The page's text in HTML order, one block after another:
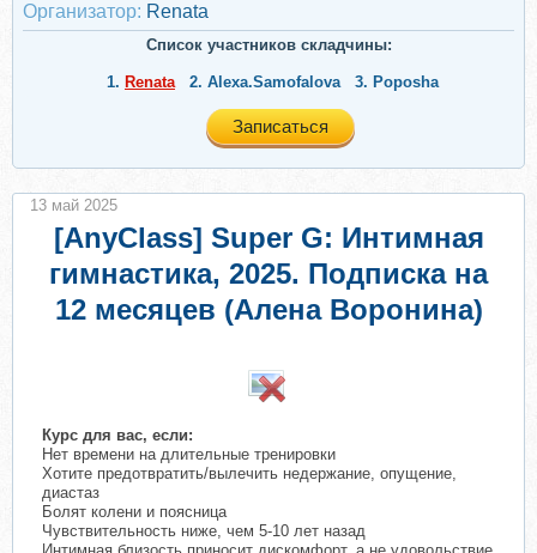
Организатор: Renata
Список участников складчины:
1. Renata 2. Alexa.Samofalova 3. Poposha
Записаться
[AnyClass] Super G: Интимная
гимнастика, 2025. Подписка на
12 месяцев (Алена Воронина)
Курс для вас, если:
Нет времени на длительные тренировки
Хотите предотвратить/вылечить недержание, опущение,
диастаз
Болят колени и поясница
Чувствительность ниже, чем 5-10 лет назад
13 май 2025